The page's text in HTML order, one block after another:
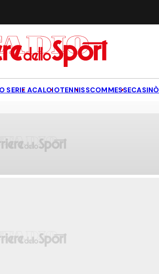
SERIE ACALCIOTENNISSCOMMESSECASINÒ